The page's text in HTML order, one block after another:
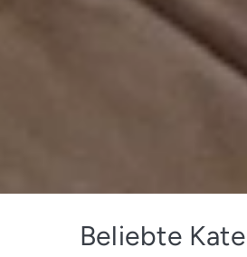
Beliebte